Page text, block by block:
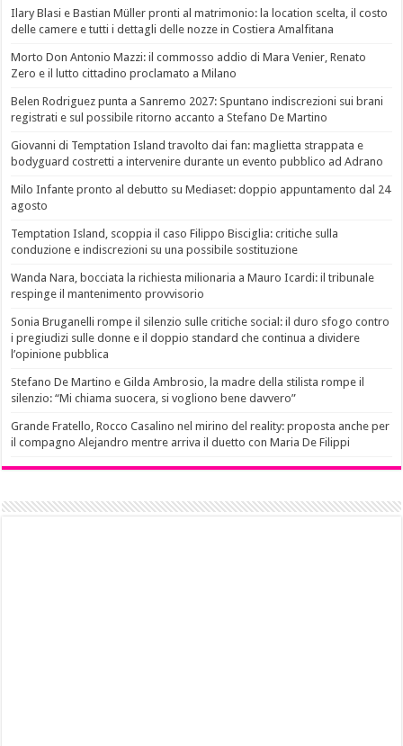
Ilary Blasi e Bastian Müller pronti al matrimonio: la location scelta, il costo
delle camere e tutti i dettagli delle nozze in Costiera Amalfitana
Morto Don Antonio Mazzi: il commosso addio di Mara Venier, Renato
Zero e il lutto cittadino proclamato a Milano
Belen Rodriguez punta a Sanremo 2027: Spuntano indiscrezioni sui brani
registrati e sul possibile ritorno accanto a Stefano De Martino
Giovanni di Temptation Island travolto dai fan: maglietta strappata e
bodyguard costretti a intervenire durante un evento pubblico ad Adrano
Milo Infante pronto al debutto su Mediaset: doppio appuntamento dal 24
agosto
Temptation Island, scoppia il caso Filippo Bisciglia: critiche sulla
conduzione e indiscrezioni su una possibile sostituzione
Wanda Nara, bocciata la richiesta milionaria a Mauro Icardi: il tribunale
respinge il mantenimento provvisorio
Sonia Bruganelli rompe il silenzio sulle critiche social: il duro sfogo contro
i pregiudizi sulle donne e il doppio standard che continua a dividere
l’opinione pubblica
Stefano De Martino e Gilda Ambrosio, la madre della stilista rompe il
silenzio: “Mi chiama suocera, si vogliono bene davvero”
Grande Fratello, Rocco Casalino nel mirino del reality: proposta anche per
il compagno Alejandro mentre arriva il duetto con Maria De Filippi